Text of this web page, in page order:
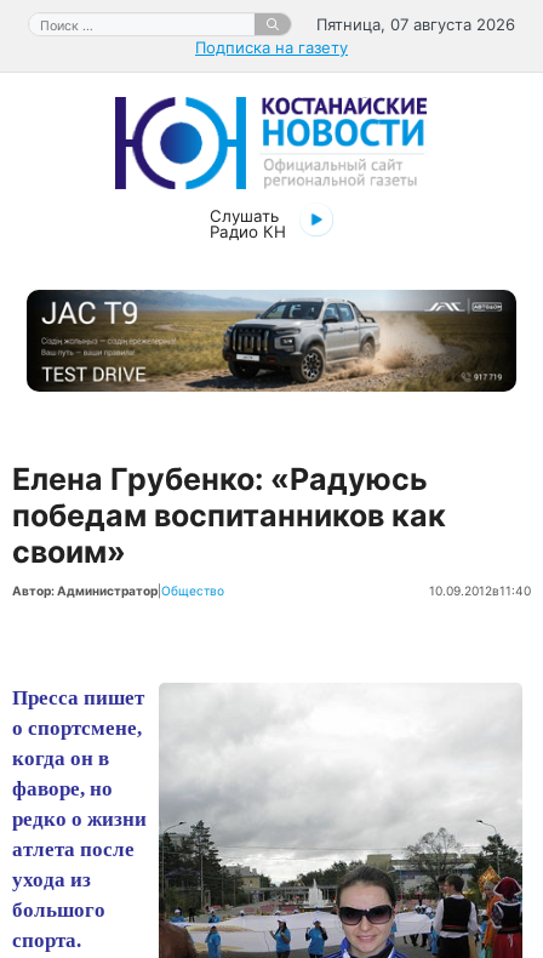
Перейти
содержимому
Поиск:
Пятница, 07 августа 2026
Подписка на газету
Слушать
Радио КН
Елена Грубенко: «Радуюсь
победам воспитанников как
своим»
Автор: Администратор Общество 10.09.2012в11:40
Пресса пишет
о спорт­смене,
когда он в
фаворе, но
редко о жизни
атлета после
ухода из
большого
спорта.